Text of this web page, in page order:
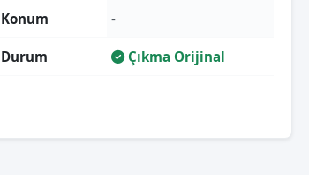
Konum -
Durum Çıkma Orijinal